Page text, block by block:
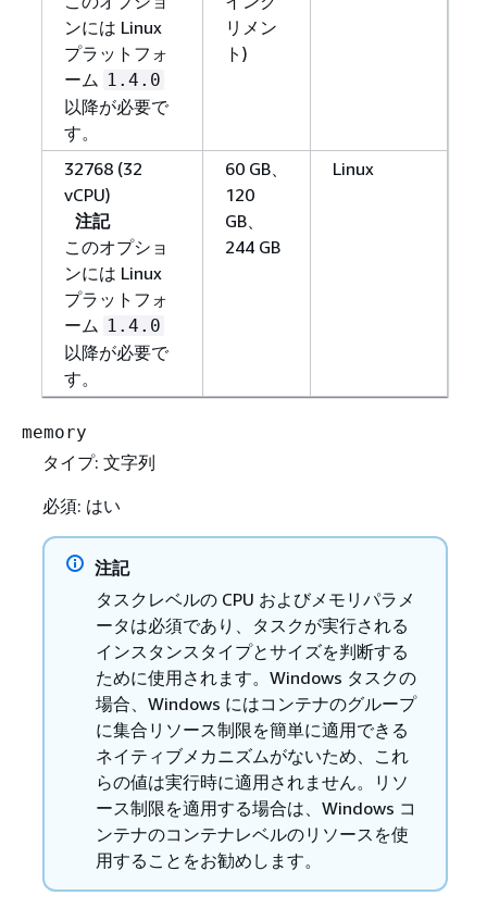
ンには Linux
プラットフォ
ーム 1.4.0
以降が必要で
す。
リメン
ト)
32768 (32
vCPU)
注記
このオプショ
ンには Linux
プラットフォ
ーム 1.4.0
以降が必要で
す。
60 GB、
120
GB、
244 GB
Linux
memory
タイプ: 文字列
必須: はい
注記
タスクレベルの CPU およびメモリパラメ
ータは必須であり、タスクが実行される
インスタンスタイプとサイズを判断する
ために使用されます。Windows タスクの
場合、Windows にはコンテナのグループ
に集合リソース制限を簡単に適用できる
ネイティブメカニズムがないため、これ
らの値は実行時に適用されません。リソ
ース制限を適用する場合は、Windows コ
ンテナのコンテナレベルのリソースを使
用することをお勧めします。